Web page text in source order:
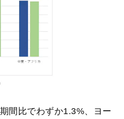
間比でわずか1.3%、ヨー